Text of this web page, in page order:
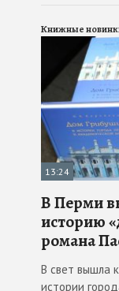
Книжные
13:24
В Перми
историю
романа
В свет вышла
истории